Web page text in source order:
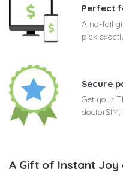
Perfect
A no-fail
pick
Secure
Get your
A Gift of Instant Joy